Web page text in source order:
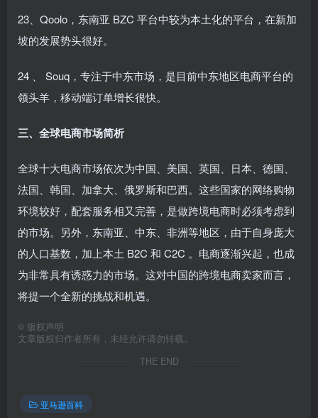
23、Qoolo，东南亚 BZC 平台中较为本土化的平台，在新加
坡的发展势头很好。
24 、 Souq，专注于中东市场，是目前中东地区电商平台的
领头羊，移动端订单增长很快。
三、全球电商市场简析
全球十大电商市场依次为中国、美国、英国、日本、德国、
法国、韩国、加拿大、俄罗斯和巴西。这些国家的网络购物
环境较好，配套服务相又完善，是做跨境电商时必须考虑到
的市场。另外，东南亚、中东、非洲等地区，由于自身庞大
的人口基数，加上本土 B2C 和 C2C 。电商逐渐兴起，也成
为非常具有诱惑力的市场。这对中国的跨境电商卖家而言，
将提一个全新的挑战和机遇。
© 版权声明
文章版权归作者所有，未经允许请勿转载。
THE END
亚马逊百科